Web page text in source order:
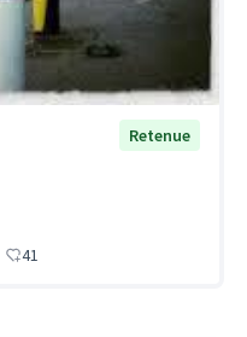
Retenue
41